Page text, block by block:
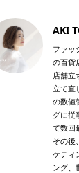
AKI
ファッ
の百貨
店舗立
立て直
の数値
グに従
て数回
その後
ケティ
ング、